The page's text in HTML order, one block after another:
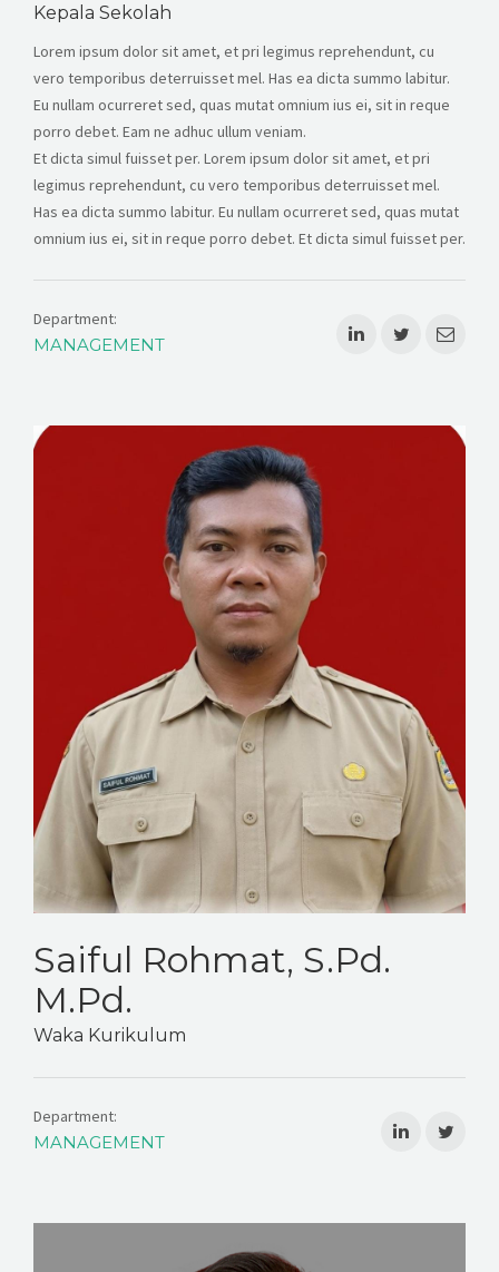
Kepala Sekolah
Lorem ipsum dolor sit amet, et pri legimus reprehendunt, cu
vero temporibus deterruisset mel. Has ea dicta summo labitur.
Eu nullam ocurreret sed, quas mutat omnium ius ei, sit in reque
porro debet. Eam ne adhuc ullum veniam.
Et dicta simul fuisset per. Lorem ipsum dolor sit amet, et pri
legimus reprehendunt, cu vero temporibus deterruisset mel.
Has ea dicta summo labitur. Eu nullam ocurreret sed, quas mutat
omnium ius ei, sit in reque porro debet. Et dicta simul fuisset per.
Department:
MANAGEMENT
Saiful Rohmat, S.Pd.
M.Pd.
Waka Kurikulum
Department:
MANAGEMENT